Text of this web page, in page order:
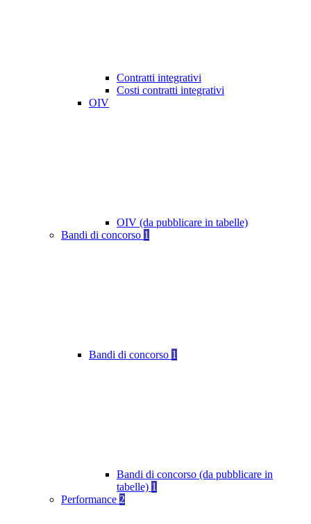
Contratti integrativi
Costi contratti integrativi
OIV
OIV (da pubblicare in tabelle)
Bandi di concorso 1
Bandi di concorso 1
Bandi di concorso (da pubblicare in
tabelle) 1
Performance 2